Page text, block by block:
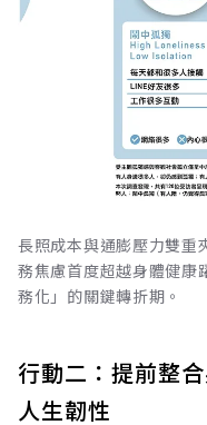
長照成本與通膨壓力雙重
務焦慮首度超越身體健康
務化」的關鍵轉折期。
行動二：提前整
人生韌性